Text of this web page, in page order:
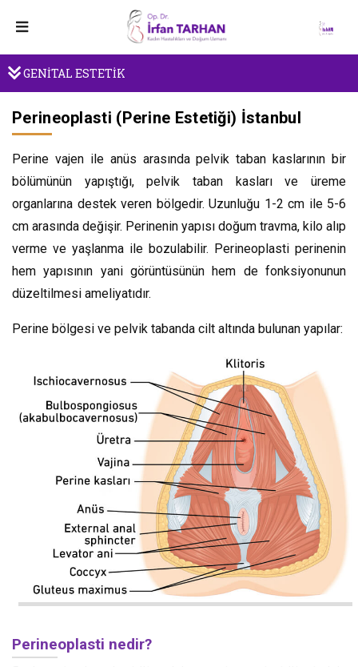
GENİTAL ESTETİK
Perineoplasti (Perine Estetiği) İstanbul
Perine vajen ile anüs arasında pelvik taban kaslarının bir
bölümünün yapıştığı, pelvik taban kasları ve üreme
organlarına destek veren bölgedir. Uzunluğu 1-2 cm ile 5-6
cm arasında değişir. Perinenin yapısı doğum travma, kilo alıp
verme ve yaşlanma ile bozulabilir. Perineoplasti perinenin
hem yapısının yani görüntüsünün hem de fonksiyonunun
düzeltilmesi ameliyatıdır.
Perine bölgesi ve pelvik tabanda cilt altında bulunan yapılar:
Perineoplasti nedir?